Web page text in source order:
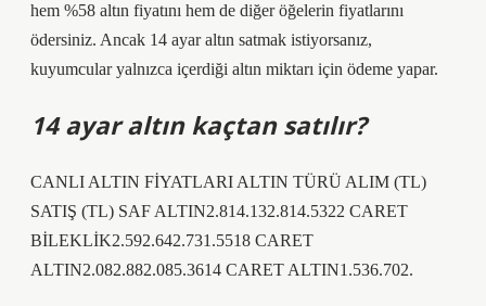
hem %58 altın fiyatını hem de diğer öğelerin fiyatlarını
ödersiniz. Ancak 14 ayar altın satmak istiyorsanız,
kuyumcular yalnızca içerdiği altın miktarı için ödeme yapar.
14 ayar altın kaçtan satılır?
CANLI ALTIN ​​FİYATLARI ALTIN ​​TÜRÜ ALIM (TL)
SATIŞ (TL) SAF ALTIN2.814.132.814.5322 CARET
BİLEKLİK2.592.642.731.5518 CARET
ALTIN2.082.882.085.3614 CARET ALTIN1.536.702.